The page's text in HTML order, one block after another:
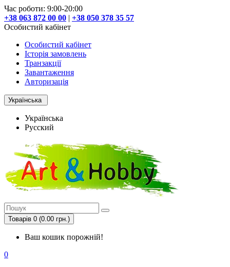
Час роботи: 9:00-20:00
+38 063 872 00 00 | +38 050 378 35 57
Особистий кабінет
Особистий кабінет
Історія замовлень
Транзакції
Завантаження
Авторизація
Українська
Українська
Русский
Товарів 0 (0.00 грн.)
Ваш кошик порожній!
0